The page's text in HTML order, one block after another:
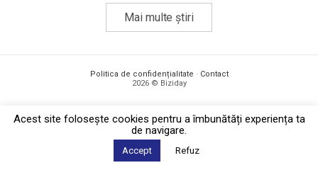
Mai multe știri
Politica de confidențialitate · Contact
2026 © Biziday
Acest site foloseşte cookies pentru a îmbunătăți experiența ta
de navigare.
Accept Refuz